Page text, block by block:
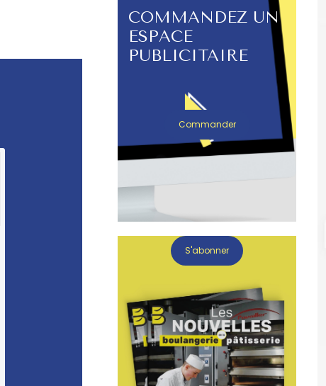
COMMANDEZ UN
ESPACE
PUBLICITAIRE
Commander
S'abonner